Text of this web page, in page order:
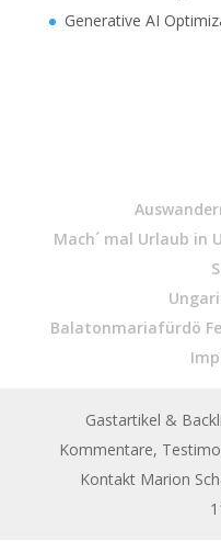
Generative AI
Mach´ mal Urlaub in
Balatonmariafürdö
Gastartikel &
Kommentare,
Kontakt Marion